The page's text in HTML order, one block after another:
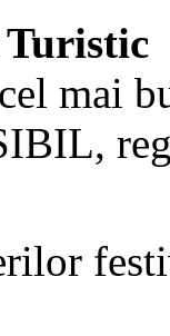
mai